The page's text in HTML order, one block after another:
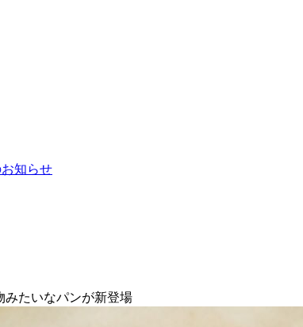
お知らせ
みたいなパンが新登場